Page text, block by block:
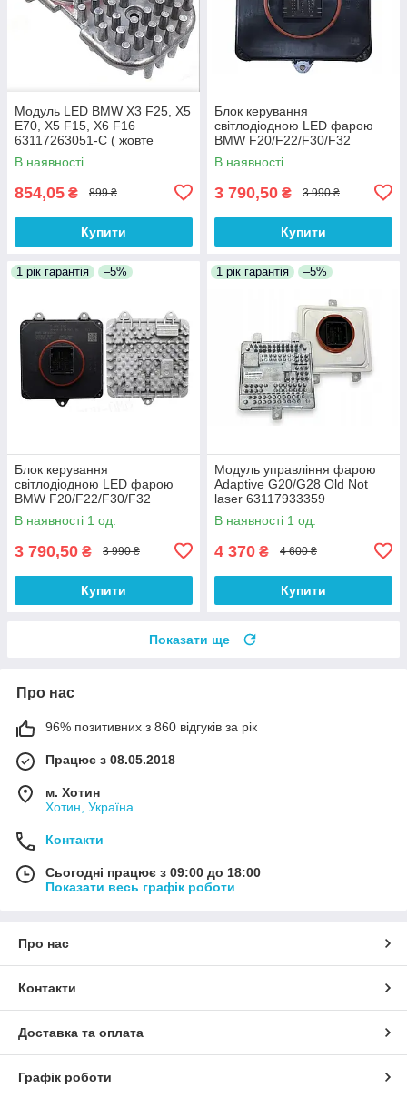
Модуль LED BMW X3 F25, X5
E70, X5 F15, X6 F16
63117263051-C ( жовте
світло) 3 pin
В наявності
854,05 ₴ 899 ₴
Купити
Блок керування
світлодіодною LED фарою
BMW F20/F22/F30/F32
/F34/F15/F16 63118494844
В наявності
3 790,50 ₴ 3 990 ₴
Купити
1 рік гарантія –5%
Блок керування
світлодіодною LED фарою
BMW F20/F22/F30/F32
/F34/F15/F16 63117444685
7444685
В наявності 1 од.
3 790,50 ₴ 3 990 ₴
Купити
1 рік гарантія –5%
Модуль управління фарою
Adaptive G20/G28 Old Not
laser 63117933359
В наявності 1 од.
4 370 ₴ 4 600 ₴
Купити
Показати ще
Про нас
96% позитивних з 860 відгуків за рік
Працює з 08.05.2018
м. Хотин
Хотин, Україна
Контакти
Сьогодні працює з 09:00 до 18:00
Показати весь графік роботи
Про нас
Контакти
Доставка та оплата
Графік роботи